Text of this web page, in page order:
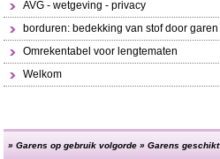
AVG - wetgeving - privacy
borduren: bedekking van stof door garen
Omrekentabel voor lengtematen
Welkom
»Garens op gebruik volgorde »Garens